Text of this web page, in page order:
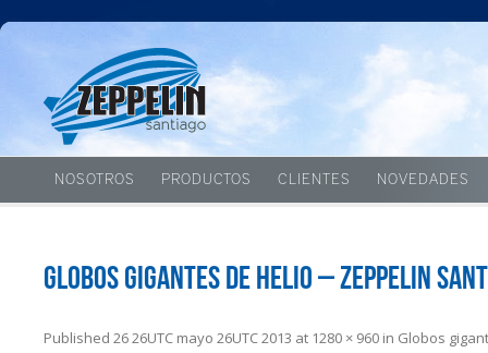
NOSOTROS PRODUCTOS CLIENTES NOVEDADES
Globos gigantes de helio – Zeppelin
Published 26 26UTC mayo 26UTC 2013 at 1280 × 960 in Globos